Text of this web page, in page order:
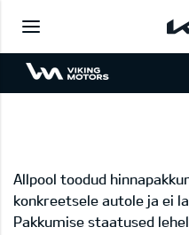
Allpool toodud
konkreetsele autole ja ei
Pakkumise staatused